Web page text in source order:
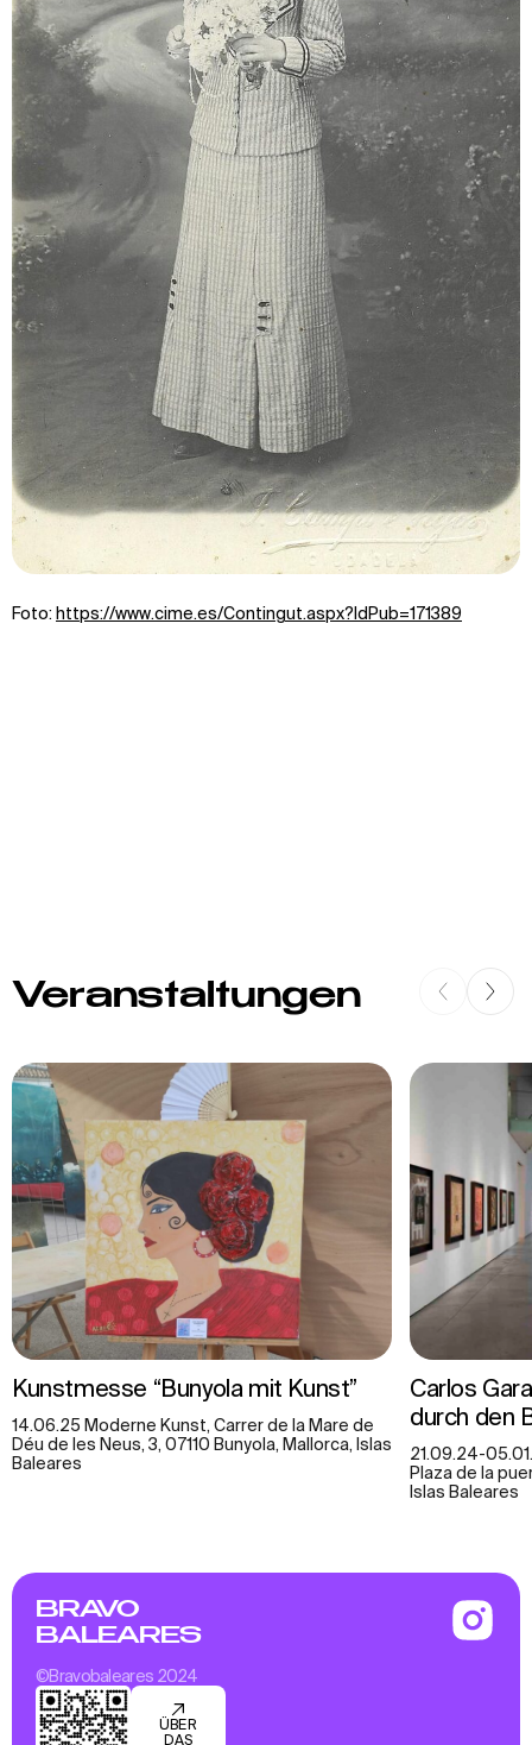
Foto: https://www.cime.es/Contingut.aspx?IdPub=171389
Veranstaltungen
Kunstmesse “Bunyola mit Kunst”
14.06.25 Moderne Kunst, Carrer de la Mare de
Déu de les Neus, 3, 07110 Bunyola, Mallorca, Islas
Baleares
Carlos
durch den
21.09.24-
Plaza de la
Islas Baleares
BRAVO
BALEARES
©Bravobaleares 2024
ÜBER
DAS